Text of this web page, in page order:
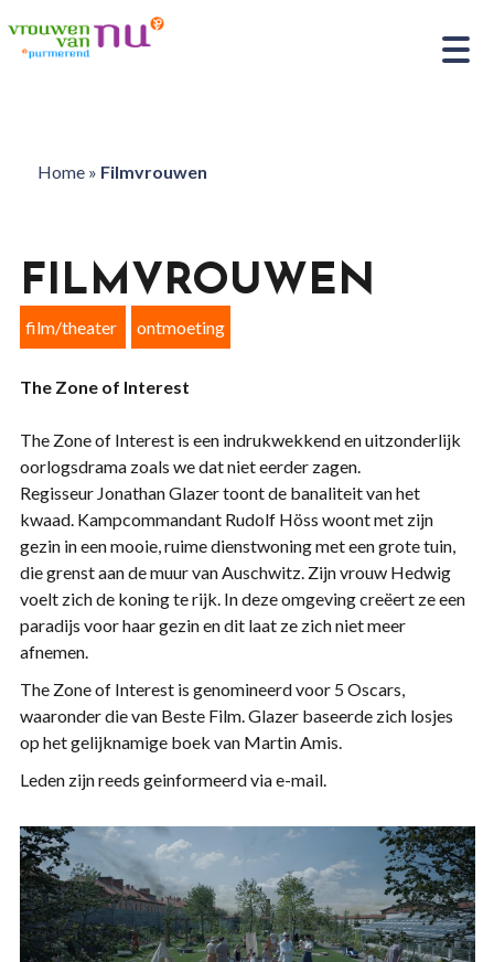
Home» Filmvrouwen
FILMVROUWEN
film/theater ontmoeting
The Zone of Interest
The Zone of Interest is een indrukwekkend en uitzonderlijk
oorlogsdrama zoals we dat niet eerder zagen.
Regisseur Jonathan Glazer toont de banaliteit van het
kwaad. Kampcommandant Rudolf Höss woont met zijn
gezin in een mooie, ruime dienstwoning met een grote tuin,
die grenst aan de muur van Auschwitz. Zijn vrouw Hedwig
voelt zich de koning te rijk. In deze omgeving creëert ze een
paradijs voor haar gezin en dit laat ze zich niet meer
afnemen.
The Zone of Interest is genomineerd voor 5 Oscars,
waaronder die van Beste Film. Glazer baseerde zich losjes
op het gelijknamige boek van Martin Amis.
Leden zijn reeds geinformeerd via e-mail.